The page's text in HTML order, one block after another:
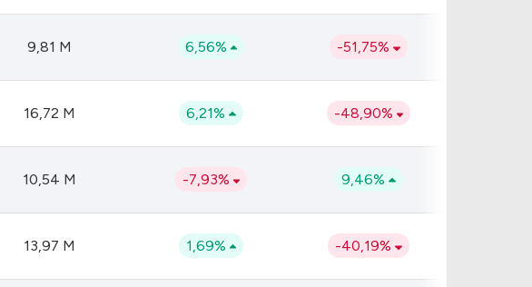
9,81 M 6,56% -51,75%
16,72 M 6,21% -48,90%
10,54 M -7,93% 9,46%
13,97 M 1,69% -40,19%